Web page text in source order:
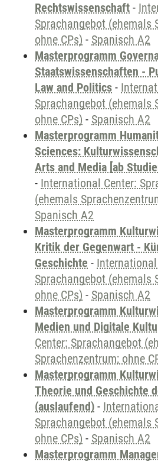
Rechtswissenschaft -
Sprachangebot (ehemals
ohne CPs) - Spanisch A2
Masterprogramm
Staatswissenschaften -
Law and Politics -
Sprachangebot (ehemals
ohne CPs) - Spanisch A2
Masterprogramm
Sciences:
Arts and Media [ab
- International Center:
(ehemals
Spanisch A2
Masterprogramm
Kritik der Gegenwart -
Geschichte -
Sprachangebot (ehemals
ohne CPs) - Spanisch A2
Masterprogramm
Medien und Digitale
Center: Sprachangebot
Sprachenzentrum; ohne
Masterprogramm
Theorie und Geschichte
(auslaufend) -
Sprachangebot (ehemals
ohne CPs) - Spanisch A2
Masterprogramm